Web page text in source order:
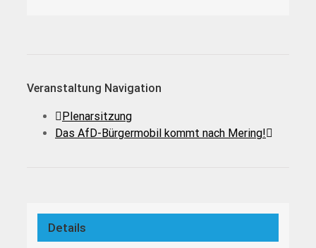
Veranstaltung Navigation
Plenarsitzung
Das AfD-Bürgermobil kommt nach Mering!
Details